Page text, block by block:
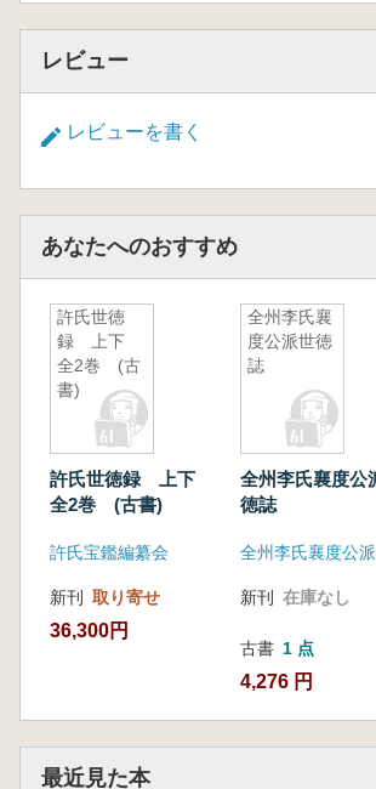
レビュー
レビューを書く
あなたへのおすすめ
許氏世徳
録 上下
全2巻 (古
書)
許氏世徳録 上下
全2巻 (古書)
許氏宝鑑編纂会
新刊 取り寄せ
36,300円
全州李氏襄
度公派世徳
誌
全州李氏襄度公
徳誌
新刊 在庫なし
古書 1 点
4,276 円
最近見た本